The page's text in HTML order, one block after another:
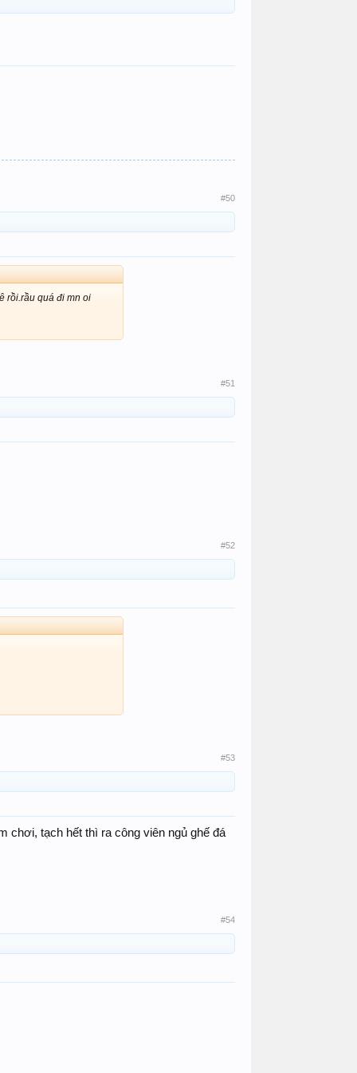
#50
rồi.rầu quá đi mn oi
#51
#52
#53
chơi, tạch hết thì ra công viên ngủ ghế đá
#54